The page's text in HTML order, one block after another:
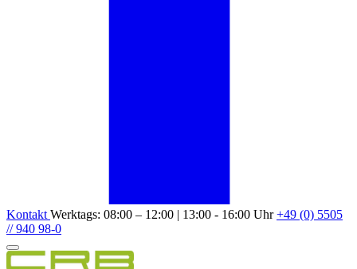
Kontakt Werktags: 08:00 – 12:00 | 13:00 - 16:00 Uhr+49 (0) 5505
// 940 98-0